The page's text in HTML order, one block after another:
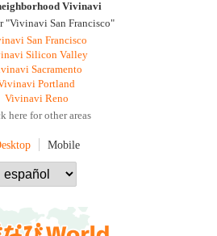
Vivinavi
"Vivinavi San Francisco"
San Francisco
Silicon Valley
Sacramento
Portland
Vivinavi Reno
here for other areas
Mobile